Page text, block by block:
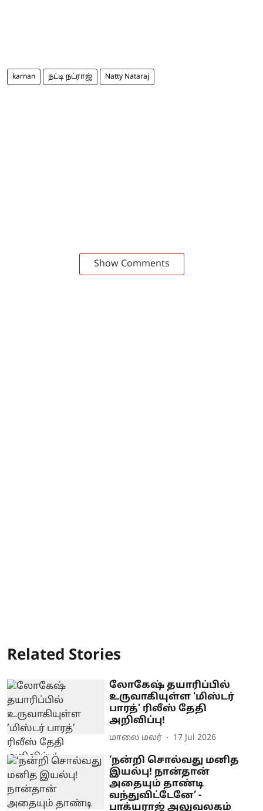
karnan நட்டி நட்ராஜ் Natty Nataraj
Show Comments
Related Stories
லோகேஷ் தயாரிப்பில்
உருவாகியுள்ள ‘மிஸ்டர்
பாரத்’ ரிலீஸ் தேதி
அறிவிப்பு!
மாலை மலர் 17 Jul 2026
‘நன்றி சொல்வது மனித
இயல்பு! நான்தான்
அதையும் தாண்டி
வந்துவிட்டேனே’ -
பாக்யராஜ் அலுவலகம்